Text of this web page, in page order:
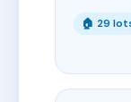
🏠 29